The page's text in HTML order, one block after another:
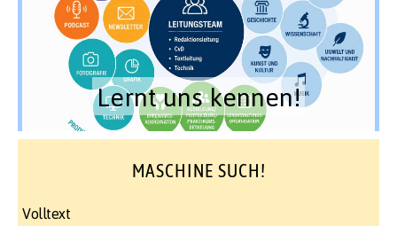
Lernt uns kennen!
MASCHINE SUCH!
Volltext